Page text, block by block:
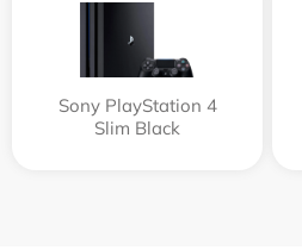
Sony PlayStation 4
Slim Black